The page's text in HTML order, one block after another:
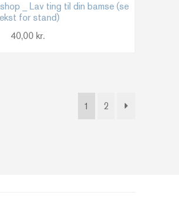
_ Lav ting til din bamse (se
for stand)
40,00kr.
1 2